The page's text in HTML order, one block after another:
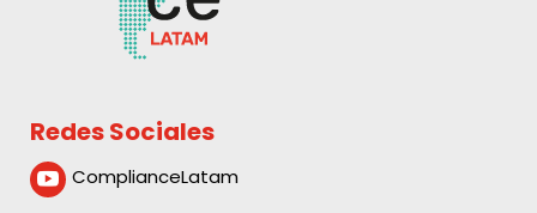
Redes Sociales
 ComplianceLatam